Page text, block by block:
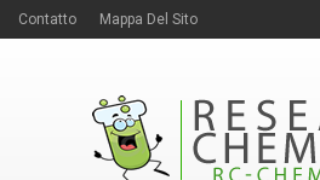
Contatto Mappa Del Sito